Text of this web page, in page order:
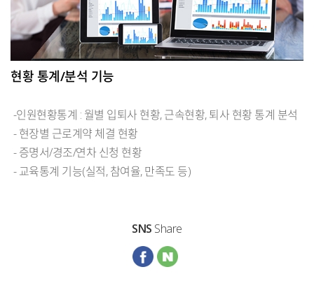
현황 통계/분석 기능
-인원현황통계 : 월별 입퇴사 현황, 근속현황, 퇴사 현황 통계 분석
- 현장별 근로계약 체결 현황
- 증명서/경조/연차 신청 현황
- 교육통계 기능(실적, 참여율, 만족도 등)
SNS Share